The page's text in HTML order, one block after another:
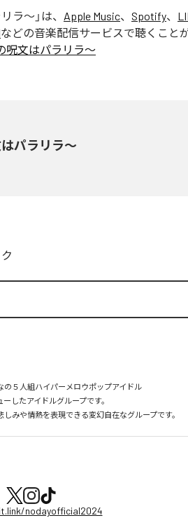
ラ〜 」は、 Apple Music、 Spotify、
などの音楽配信サービスで聴くこと
呪文はパラリラ〜
パラリラ〜
５人組ハイパーメロウポップアイドル
したアイドルグループです。
みや情熱を表現できる変幻自在なグループです。
nodayofficial2024